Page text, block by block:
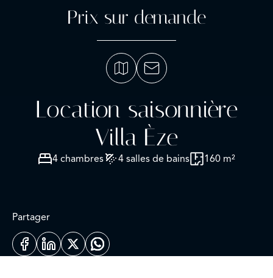
Prix sur demande
Location saisonnière
Villa Èze
4 chambres 4 salles de bains 160 m²
Partager